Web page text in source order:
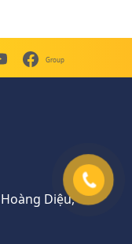
Group
Diệu,